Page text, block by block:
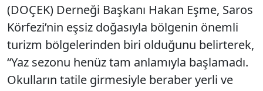
(DOÇEK) Derneği Başkanı Hakan Eşme, Saros
Körfezi’nin eşsiz doğasıyla bölgenin önemli
turizm bölgelerinden biri olduğunu belirterek,
“Yaz sezonu henüz tam anlamıyla başlamadı.
Okulların tatile girmesiyle beraber yerli ve